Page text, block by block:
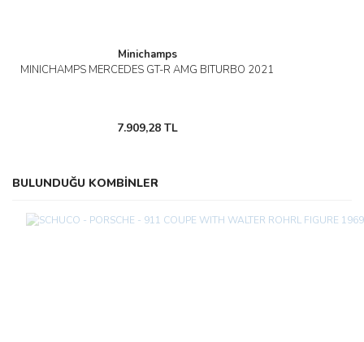
Minichamps
MINICHAMPS MERCEDES GT-R AMG BITURBO 2021
7.909,28 TL
BULUNDUĞU KOMBİNLER